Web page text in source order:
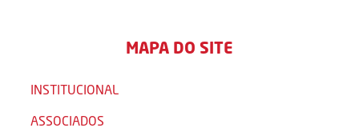
MAPA DO SITE
INSTITUCIONAL
ASSOCIADOS